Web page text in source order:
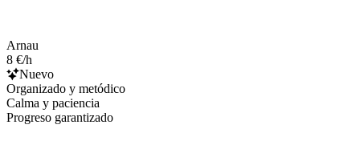
Arnau
8 €/h
Nuevo
Organizado y metódico
Calma y paciencia
Progreso garantizado